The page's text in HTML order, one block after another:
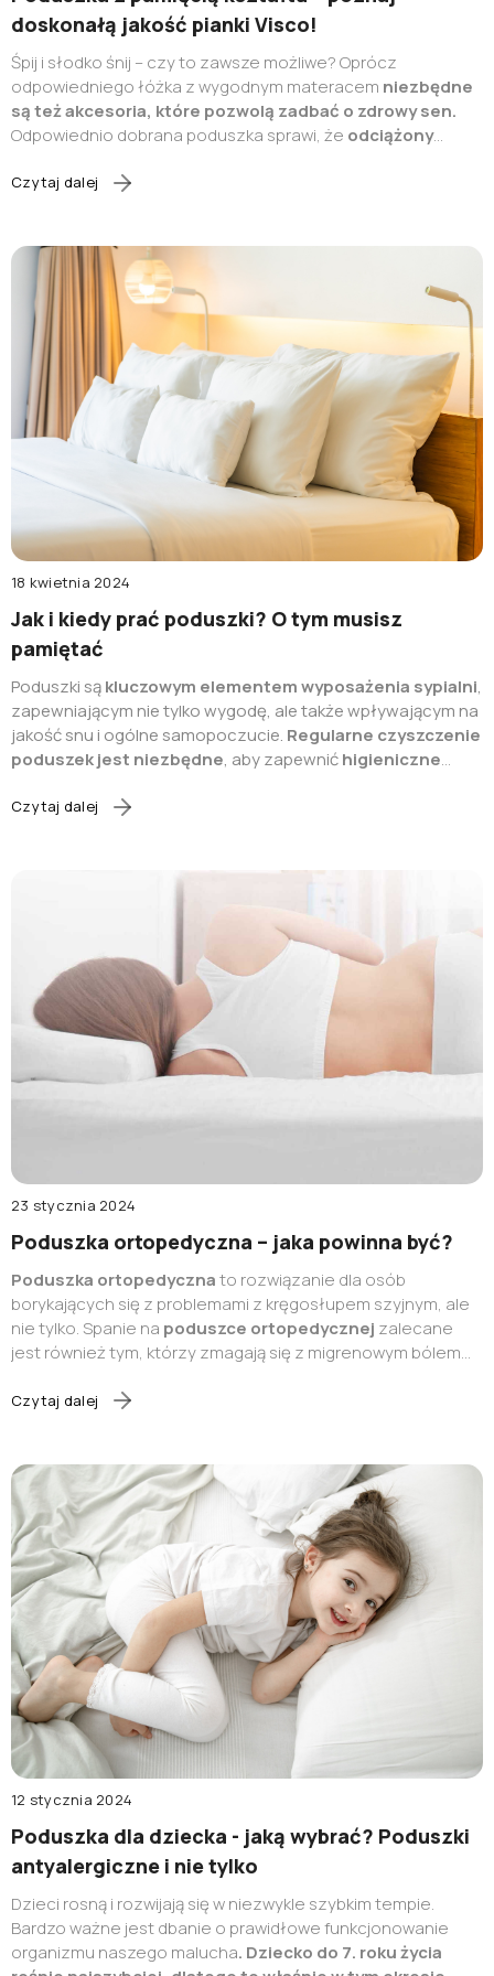
doskonałą jakość pianki Visco!
Śpij i słodko śnij – czy to zawsze możliwe? Oprócz
odpowiedniego łóżka z wygodnym materacem niezbędne
są też akcesoria, które pozwolą zadbać o zdrowy sen.
Odpowiednio dobrana poduszka sprawi, że odciążony
rozluźnione mięśnie i ścięgna.
kształtu i jakość pianki Visco.
korzyści z sięgania po produkty tego typu. Poznaj też
poduszki z pianki Visco w sklepie internetowym
MyBed.pl
Czytaj dalej
18 kwietnia 2024
Jak i kiedy prać poduszki? O tym musisz
pamiętać
Poduszki sąkluczowym elementem wyposażenia sypialni,
zapewniającym nie tylko wygodę, ale także wpływającym na
jakość snu i ogólne samopoczucie. Regularne czyszczenie
poduszek jest niezbędne, aby zapewnićhigieniczne
jednak, żenie wszystkie poduszki można prać w ten sam
wskazówki dotyczące tego,
zachowały czystość i swoje właściwości
Czytaj dalej
23 stycznia 2024
Poduszka ortopedyczna – jaka powinna być?
Poduszka ortopedycznato rozwiązanie dla osób
borykających się z problemami z kręgosłupem szyjnym, ale
nie tylko. Spanie na poduszce ortopedycznej zalecane
jest również tym, którzy zmagają się z migrenowym bólem
kręgosłupa lub osobom z zaburzeniami snu i dyskopatią.
odpowiednio dobrać. Na co zwracać uwagę ijak wybrać
odpowiedni model dla siebie
Czytaj dalej
12 stycznia 2024
Poduszka dla dziecka - jaką wybrać? Poduszki
antyalergiczne i nie tylko
Dzieci rosną i rozwijają się w niezwykle szybkim tempie.
Bardzo ważne jest dbanie o prawidłowe funkcjonowanie
organizmu naszego malucha. Dziecko do 7. roku życia